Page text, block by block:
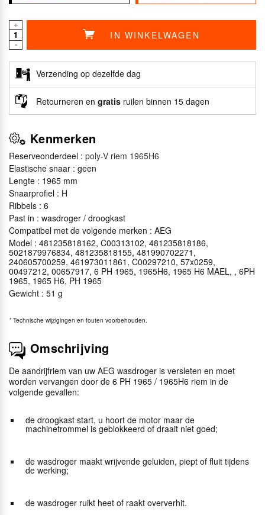
+
-
IN WINKELWAGEN
Verzending op dezelfde dag
Retourneren en gratis ruilen binnen 15 dagen
Kenmerken
Reserveonderdeel : poly-V riem 1965H6
Elastische snaar : geen
Lengte : 1965 mm
Snaarprofiel : H
Ribbels : 6
Past in : wasdroger / droogkast
Compatibel met de volgende merken : AEG
Model : 481235818162, C00313102, 481235818186,
5021879976834, 481235818155, 481990702271,
240605700259, 461973011861, C00297210, 57x0259,
00497212, 00657917, 6 PH 1965, 1965H6, 1965 H6 MAEL, , 6PH
1965, 1965 H6, PH 1965
Gewicht : 51 g
* Technische wijzigingen en fouten voorbehouden.
Omschrijving
De aandrijfriem van uw AEG wasdroger is versleten en moet
worden vervangen door de 6 PH 1965 / 1965H6 riem in de
volgende gevallen:
de droogkast start, u hoort de motor maar de
machinetrommel is geblokkeerd of draait niet goed;
de wasdroger maakt wrijvende geluiden, piept of fluit tijdens
de werking;
de wasdroger ruikt heet of raakt oververhit.